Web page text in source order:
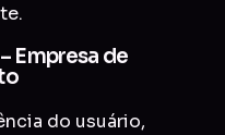
Empresa de
do usuário,